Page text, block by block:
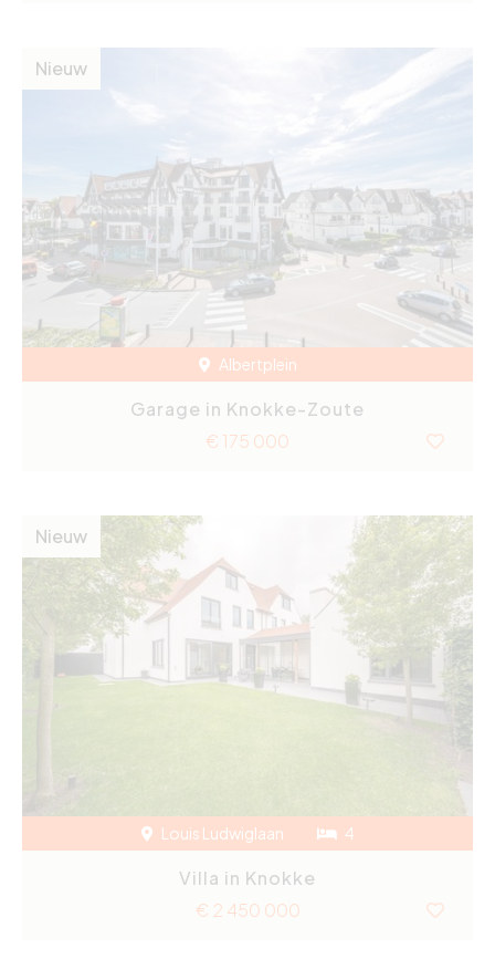
Nieuw
Albertplein
Garage in Knokke-Zoute
€ 175 000
Nieuw
Louis Ludwiglaan 4
Villa in Knokke
€ 2 450 000